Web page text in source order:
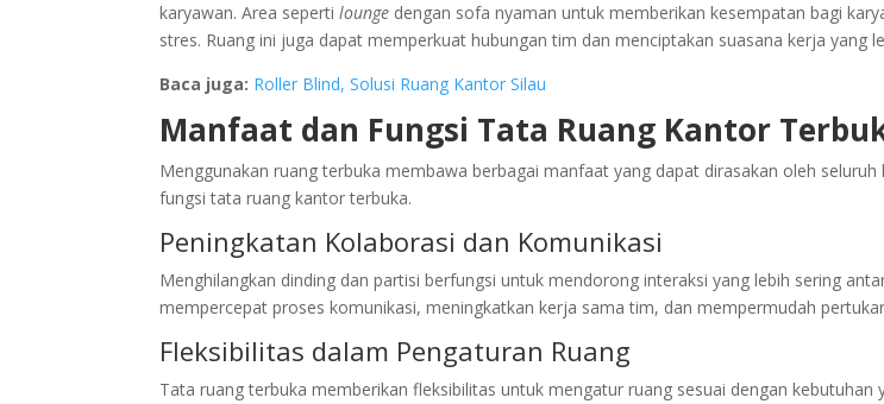
karyawan. Area sepertilounge dengan sofa nyaman untuk memberikan kesempatan bagi
stres. Ruang ini juga dapat memperkuat hubungan tim dan menciptakan suasana kerja yang
Baca juga: Roller Blind, Solusi Ruang Kantor Silau
Manfaat dan Fungsi Tata Ruang Kantor
Menggunakan ruang terbuka membawa berbagai manfaat yang dapat dirasakan oleh
fungsi tata ruang kantor terbuka.
Peningkatan Kolaborasi dan Komunikasi
Menghilangkan dinding dan partisi berfungsi untuk mendorong interaksi yang lebih sering
mempercepat proses komunikasi, meningkatkan kerja sama tim, dan mempermudah
Fleksibilitas dalam Pengaturan Ruang
Tata ruang terbuka memberikan fleksibilitas untuk mengatur ruang sesuai dengan kebutuhan